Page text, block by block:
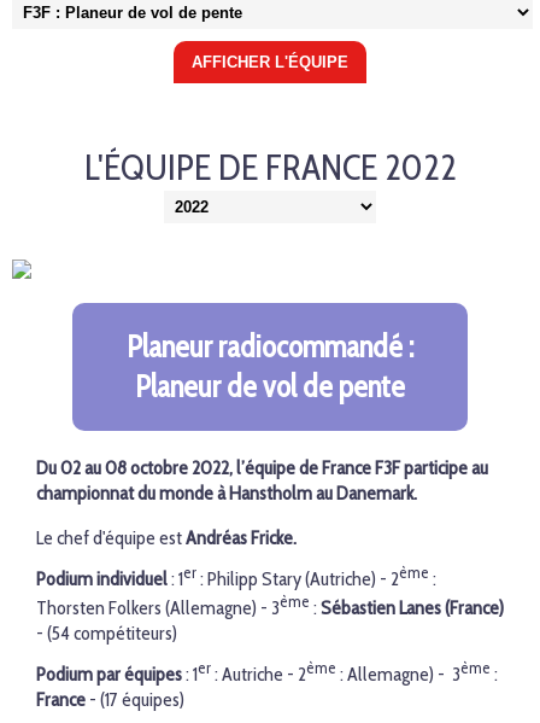
L'ÉQUIPE DE FRANCE 2022
Planeur radiocommandé :
Planeur de vol de pente
Du 02 au 08 octobre 2022, l’équipe de France F3F participe au
championnat du monde à Hanstholm au Danemark.
Le chef d'équipe estAndréas Fricke.
Podium individuel: 1er: Philipp Stary (Autriche) - 2ème :
Thorsten Folkers (Allemagne) - 3ème :Sébastien Lanes (France)
- (54 compétiteurs)
Podium par équipes: 1er: Autriche - 2ème : Allemagne) - 3ème :
France - (17 équipes)